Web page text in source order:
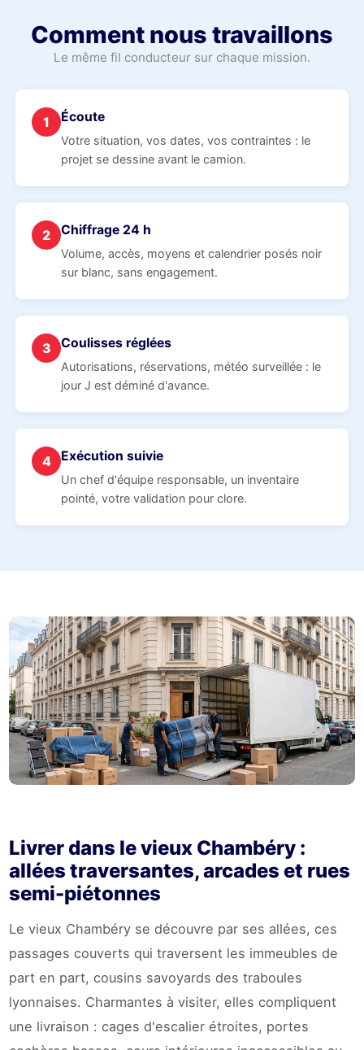
Comment nous travaillons
Le même fil conducteur sur chaque mission.
1 Écoute
Votre situation, vos dates, vos contraintes : le
projet se dessine avant le camion.
2 Chiffrage 24 h
Volume, accès, moyens et calendrier posés noir
sur blanc, sans engagement.
3 Coulisses réglées
Autorisations, réservations, météo surveillée : le
jour J est déminé d'avance.
4 Exécution suivie
Un chef d'équipe responsable, un inventaire
pointé, votre validation pour clore.
Livrer dans le vieux Chambéry :
allées traversantes, arcades et rues
semi-piétonnes
Le vieux Chambéry se découvre par ses allées, ces
passages couverts qui traversent les immeubles de
part en part, cousins savoyards des traboules
lyonnaises. Charmantes à visiter, elles compliquent
une livraison : cages d'escalier étroites, portes